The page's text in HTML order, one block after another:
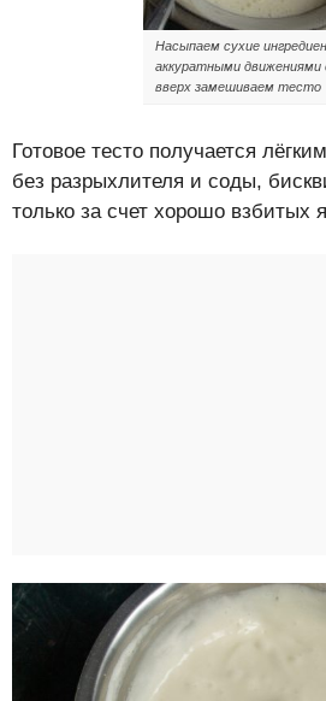
Насыпаем сухие
аккуратными движениями
вверх замешиваем тесто
Готовое тесто получается
без разрыхлителя и соды,
только за счет хорошо взбитых